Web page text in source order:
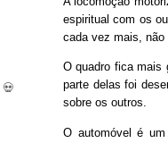
espiritual com os
cada vez mais,
O quadro fica mais
parte delas foi
sobre os outros.
O automóvel é
💀